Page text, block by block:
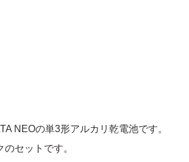
NEOの単3形アルカリ乾電池です。
セットです。